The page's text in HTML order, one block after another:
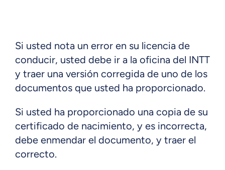
Si usted nota un error en su licencia de
conducir, usted debe ir a la oficina del INTT
y traer una versión corregida de uno de los
documentos que usted ha proporcionado.
Si usted ha proporcionado una copia de su
certificado de nacimiento, y es incorrecta,
debe enmendar el documento, y traer el
correcto.